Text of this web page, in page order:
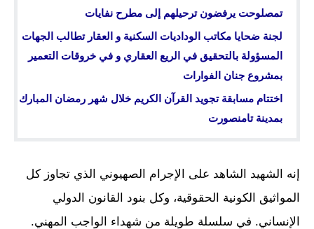
تمصلوحت يرفضون ترحيلهم إلى مطرح نفايات
لجنة ضحايا مكاتب الوداديات السكنية و العقار تطالب الجهات
المسؤولة بالتحقيق في الريع العقاري و في خروقات التعمير
بمشروع جنان الفوارات
اختتام مسابقة تجويد القرآن الكريم خلال شهر رمضان المبارك
بمدينة تامنصورت
إنه الشهيد الشاهد على الإجرام الصهيوني الذي تجاوز كل
المواثيق الكونية الحقوقية، وكل بنود القانون الدولي
الإنساني. في سلسلة طويلة من شهداء الواجب المهني.